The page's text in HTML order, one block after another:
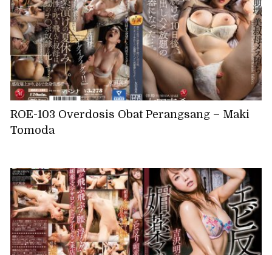
ROE-103 Overdosis Obat Perangsang – Maki
Tomoda